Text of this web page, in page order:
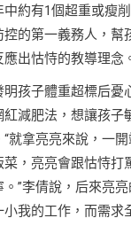
約有1個超重或瘦
的第一義務人，幫
出怙恃的教導理念
明孩子體重超標后憂
紅減肥法，想讓孩子
就拿亮亮來說，一
，亮亮會跟怙恃打
”李倩說，后來亮亮
我的工作，而需求